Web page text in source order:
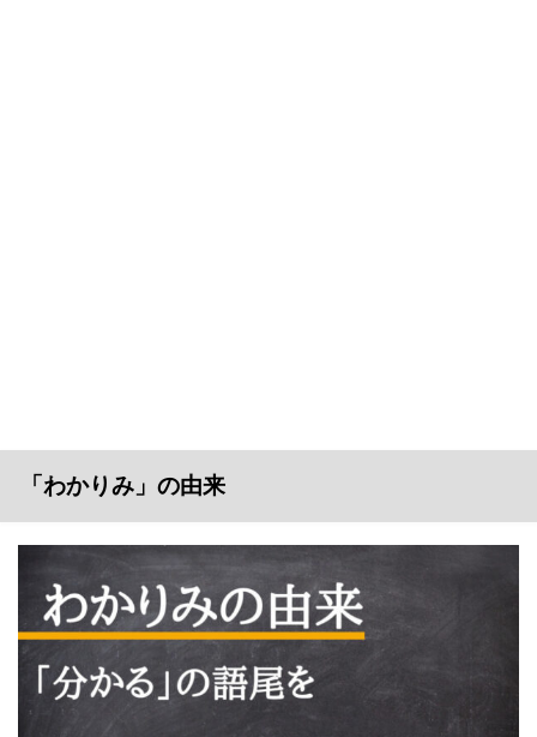
「わかりみ」の由来